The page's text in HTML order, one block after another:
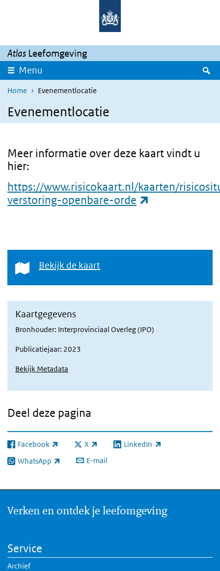
Overslaan en naar de inhoud gaan
Atlas Leefomgeving
Menu
Home Evenementlocatie
Evenementlocatie
Meer informatie over deze kaart vindt u
hier:
https://www.risicokaart.nl/kaarten/
verstoring-openbare-orde
Bekijk de kaart
Bekijk de kaart
Kaartgegevens
Bronhouder: Interprovinciaal Overleg (IPO)
Publicatiejaar: 2023
Bekijk Metadata
Deel deze pagina
Facebook
(externe link) X
(externe link) LinkedIn
(externe link)
WhatsApp
(externe link) E-mail
Verken en ontdek je leefomgeving
Service
Archief